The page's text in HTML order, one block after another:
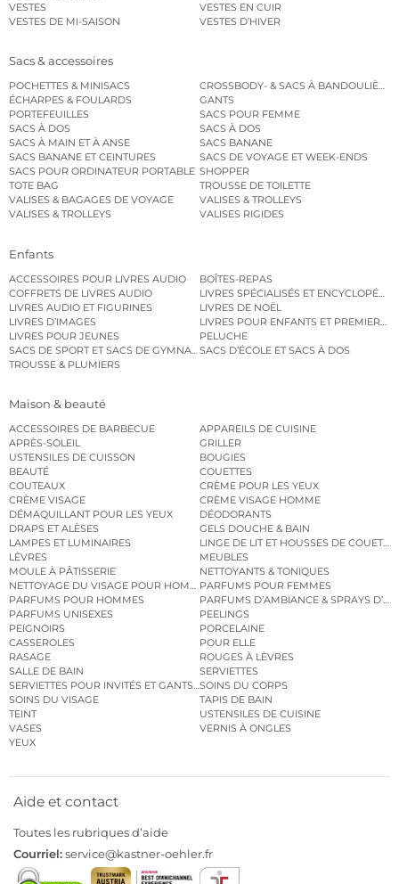
VESTES
VESTES EN CUIR
VESTES DE MI-SAISON
VESTES D’HIVER
Sacs & accessoires
POCHETTES & MINISACS
CROSSBODY- & SACS À BANDOULIÈRE
ÉCHARPES & FOULARDS
GANTS
PORTEFEUILLES
SACS POUR FEMME
SACS À DOS
SACS À DOS
SACS À MAIN ET À ANSE
SACS BANANE
SACS BANANE ET CEINTURES
SACS DE VOYAGE ET WEEK-ENDS
SACS POUR ORDINATEUR PORTABLE SHOPPER
TOTE BAG
TROUSSE DE TOILETTE
VALISES & BAGAGES DE VOYAGE
VALISES & TROLLEYS
VALISES & TROLLEYS
VALISES RIGIDES
Enfants
ACCESSOIRES POUR LIVRES AUDIO
BOÎTES-REPAS
COFFRETS DE LIVRES AUDIO
LIVRES SPÉCIALISÉS ET
LIVRES AUDIO ET FIGURINES
LIVRES DE NOËL
LIVRES D’IMAGES
LIVRES POUR ENFANTS ET PREMIERS
LIVRES POUR JEUNES
PELUCHE
SACS DE SPORT ET SACS DE GYMNASTIQUESACS D’ÉCOLE ET SACS À DOS
TROUSSE & PLUMIERS
Maison & beauté
ACCESSOIRES DE BARBECUE
APPAREILS DE CUISINE
APRÈS-SOLEIL
GRILLER
USTENSILES DE CUISSON
BOUGIES
BEAUTÉ
COUETTES
COUTEAUX
CRÈME POUR LES YEUX
CRÈME VISAGE
CRÈME VISAGE HOMME
DÉMAQUILLANT POUR LES YEUX
DÉODORANTS
DRAPS ET ALÈSES
GELS DOUCHE & BAIN
LAMPES ET LUMINAIRES
LINGE DE LIT ET HOUSSES DE COUETTE
LÈVRES
MEUBLES
MOULE À PÂTISSERIE
NETTOYANTS & TONIQUES
NETTOYAGE DU VISAGE POUR HOMMESPARFUMS POUR FEMMES
PARFUMS POUR HOMMES
PARFUMS D’AMBIANCE & SPRAYS
PARFUMS UNISEXES
PEELINGS
PEIGNOIRS
PORCELAINE
CASSEROLES
POUR ELLE
RASAGE
ROUGES À LÈVRES
SALLE DE BAIN
SERVIETTES
SERVIETTES POUR INVITÉS ET GANTS DE TOILETTE
SOINS DU CORPS
SOINS DU VISAGE
TAPIS DE BAIN
TEINT
USTENSILES DE CUISINE
VASES
VERNIS À ONGLES
YEUX
Aide et contact
Toutes les rubriques d’aide
Courriel:service@kastner-oehler.fr